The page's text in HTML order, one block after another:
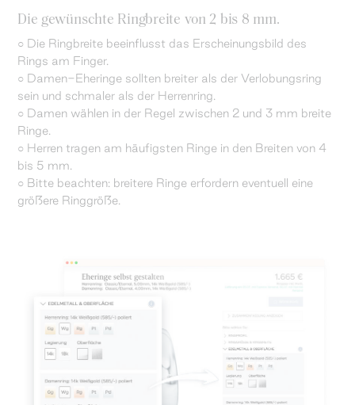
Die gewünschte Ringbreite von 2 bis 8 mm.
○ Die Ringbreite beeinflusst das Erscheinungsbild des
Rings am Finger.
○ Damen-Eheringe sollten breiter als der Verlobungsring
sein und schmaler als der Herrenring.
○ Damen wählen in der Regel zwischen 2 und 3 mm breite
Ringe.
○ Herren tragen am häufigsten Ringe in den Breiten von 4
bis 5 mm.
○ Bitte beachten: breitere Ringe erfordern eventuell eine
größere Ringgröße.